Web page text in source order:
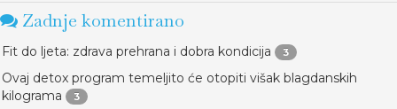
Zadnje komentirano
Fit do ljeta: zdrava prehrana i dobra kondicija 3
Ovaj detox program temeljito će otopiti višak blagdanskih
kilograma
3